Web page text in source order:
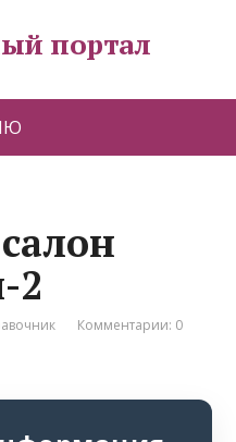
портал
2
Комментарии: 0